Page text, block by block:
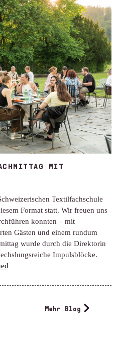
MIT
Textilfachschule
Format statt. Wir freuen uns
konnten – mit
Gästen und einem rundum
wurde durch die Direktorin
Impulsblöcke.
Mehr Blog